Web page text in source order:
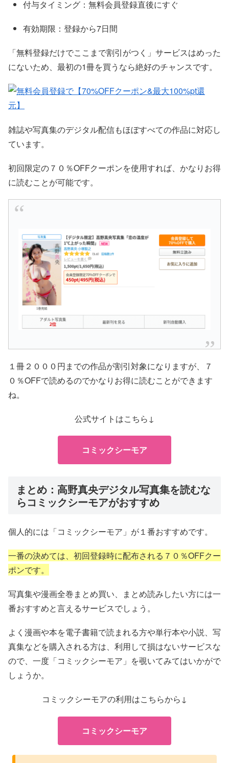
付与タイミング：無料会員登録直後にすぐ
有効期限：登録から7日間
「無料登録だけでここまで割引がつく」サービスはめった
にないため、最初の1冊を買うなら絶好のチャンスです。
雑誌や写真集のデジタル配信もほぼすべての作品に対応し
ています。
初回限定の７０％OFFクーポンを使用すれば、かなりお得
に読むことが可能です。
１冊２０００円までの作品が割引対象になりますが、７
０％OFFで読めるのでかなりお得に読むことができます
ね。
公式サイトはこちら↓
コミックシーモア
まとめ：高野真央デジタル写真集を読むな
らコミックシーモアがおすすめ
個人的には「コミックシーモア」が１番おすすめです。
一番の決めては、初回登録時に配布される７０％OFFクー
ポンです。
写真集や漫画全巻まとめ買い、まとめ読みしたい方には一
番おすすめと言えるサービスでしょう。
よく漫画や本を電子書籍で読まれる方や単行本や小説、写
真集などを購入される方は、利用して損はないサービスな
ので、一度「コミックシーモア」を覗いてみてはいかがで
しょうか。
コミックシーモアの利用はこちらから↓
コミックシーモア